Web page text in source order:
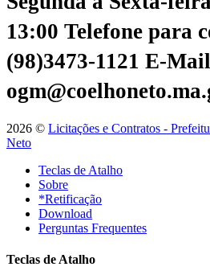
13:00 Telefone para
(98)3473-1121 E-
2026 © Licitações e Contratos -
Neto
Teclas de Atalho
Sobre
*Retificação
Download
Perguntas Frequentes
Teclas de Atalho